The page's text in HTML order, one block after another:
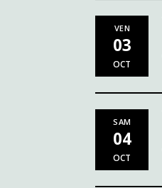
VEN
03
OCT
SAM
04
OCT